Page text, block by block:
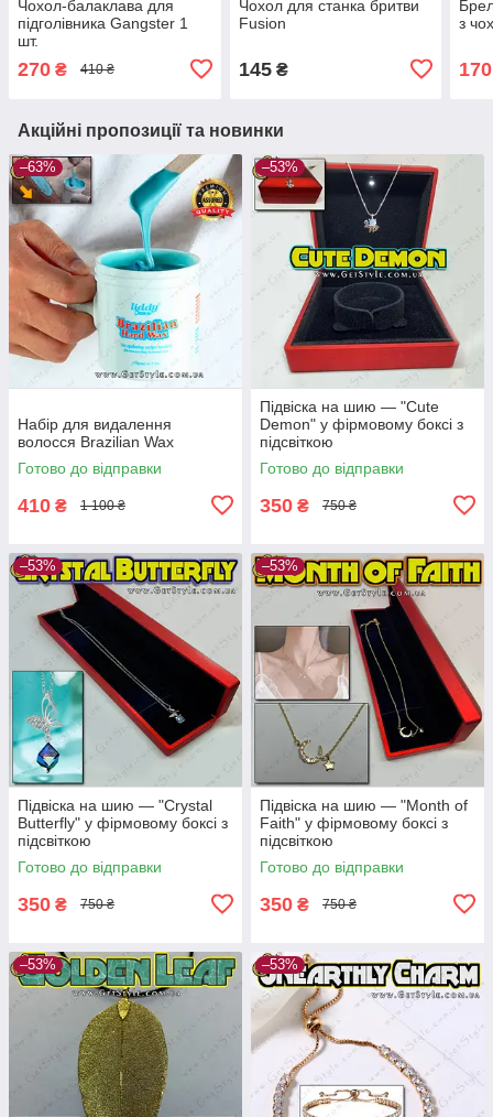
Чохол-балаклава для
підголівника Gangster 1
шт.
270 ₴ 410 ₴
Чохол для станка бритви
Fusion
145₴
з
170
Акційні пропозиції та новинки
–63%
Набір для видалення
волосся Brazilian Wax
Готово до відправки
410 ₴ 1 100 ₴
–53%
Підвіска на шию — "Cute
Demon" у фірмовому боксі з
підсвіткою
Готово до відправки
350 ₴ 750 ₴
–53%
Підвіска на шию — "Crystal
Butterfly" у фірмовому боксі з
підсвіткою
Готово до відправки
350 ₴ 750 ₴
–53%
Підвіска на шию — "Month of
Faith" у фірмовому боксі з
підсвіткою
Готово до відправки
350 ₴ 750 ₴
–53% –53%